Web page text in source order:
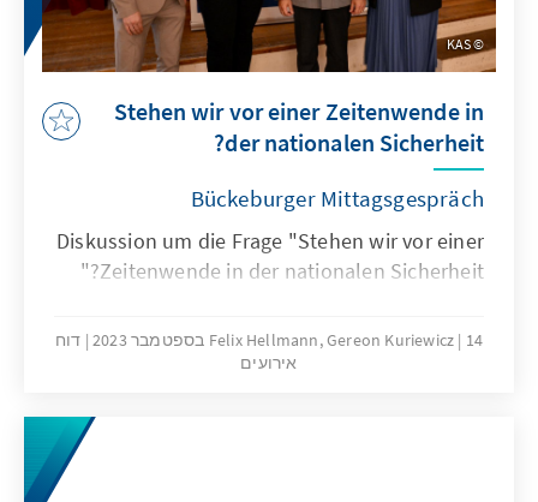
KAS
Stehen wir vor einer Zeitenwende in
der nationalen Sicherheit?
Bückeburger Mittagsgespräch
Diskussion um die Frage "Stehen wir vor einer
Zeitenwende in der nationalen Sicherheit?"
Felix Hellmann, Gereon Kuriewicz 14 בספטמבר 2023
דוח
אירועים